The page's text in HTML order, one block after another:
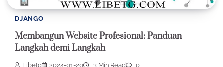
DJANGO
Membangun Website Profesional: Panduan
Langkah demi Langkah
Libetg 2024-01-20 3 Min Read 0